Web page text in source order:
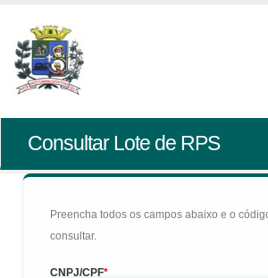
Consultar Lote de RPS
Preencha todos os campos abaixo e o
consultar.
CNPJ/CPF